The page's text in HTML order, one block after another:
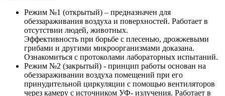
Режим №1 (открытый) – предназначен для
обеззараживания воздуха и поверхностей. Работает в
отсутствии людей, животных.
Эффективность при борьбе с плесенью, дрожжевыми
грибами и другими микроорганизмами доказана.
Ознакомиться с протоколами лабораторных испытаний.
Режим №2 (закрытый) - принцип работы основан на
обеззараживании воздуха помещений при его
принудительной циркуляции с помощью вентиляторов
через камеру с источником УФ- излучения. Работает в